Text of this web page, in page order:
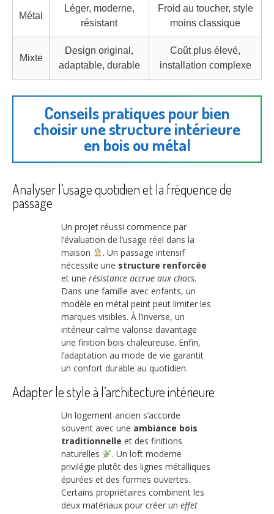
Métal
Léger, moderne,
résistant
Froid au toucher, style
moins classique
Mixte
Design original,
adaptable, durable
Coût plus élevé,
installation complexe
Conseils pratiques pour bien
choisir une structure intérieure
en bois ou métal
Analyser l’usage quotidien et la fréquence de
passage
Un projet réussi commence par
l’évaluation de l’usage réel dans la
maison
. Un passage intensif
nécessite une structure renforcée
et une résistance accrue aux chocs.
Dans une famille avec enfants, un
modèle en métal peint peut limiter les
marques visibles. À l’inverse, un
intérieur calme valorise davantage
une finition bois chaleureuse. Enfin,
l’adaptation au mode de vie garantit
un confort durable au quotidien.
Adapter le style à l’architecture intérieure
Un logement ancien s’accorde
souvent avec une ambiance bois
traditionnelle et des finitions
naturelles
. Un loft moderne
privilégie plutôt des lignes métalliques
épurées et des formes ouvertes.
Certains propriétaires combinent les
deux matériaux pour créer un effet